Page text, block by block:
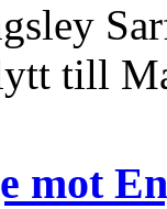
till
mot